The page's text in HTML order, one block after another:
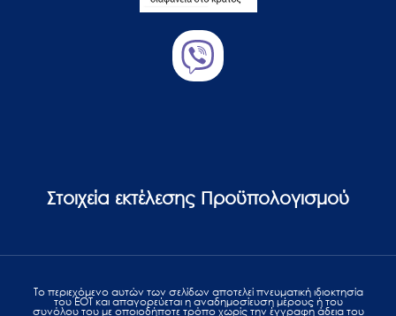
Στοιχεία εκτέλεσης Προϋπολογισμού
Το περιεχόμενο αυτών των σελίδων αποτελεί πvευματική ιδιοκτησία
του ΕΟΤ και απαγορεύεται η αναδημοσίευση μέρους ή του
συνόλου του με οποιοδήποτε τρόπο χωρίς την έγγραφη άδεια του